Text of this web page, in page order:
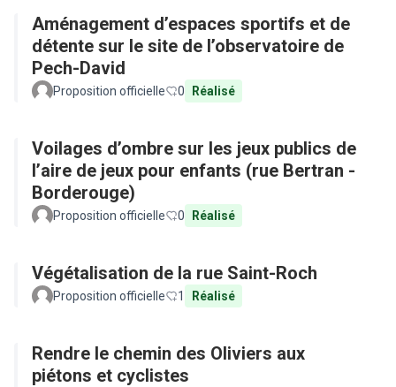
Aménagement d’espaces sportifs et de
détente sur le site de l’observatoire de
Pech-David
Proposition officielle 0 Réalisé
Voilages d’ombre sur les jeux publics de
l’aire de jeux pour enfants (rue Bertran -
Borderouge)
Proposition officielle 0 Réalisé
Végétalisation de la rue Saint-Roch
Proposition officielle 1 Réalisé
Rendre le chemin des Oliviers aux
piétons et cyclistes